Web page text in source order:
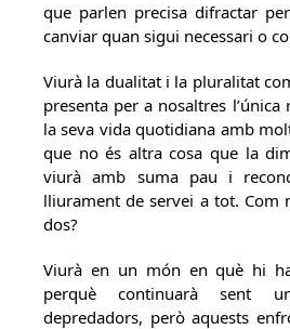
que parlen precisa difractar
canviar quan sigui necessari o
Viurà la dualitat i la pluralitat
presenta per a nosaltres
la seva vida quotidiana amb
que no és altra cosa que la
viurà amb suma pau i
lliurament de servei a tot. Com
dos?
Viurà en un món en què hi
perquè continuarà sent
depredadors, però aquests